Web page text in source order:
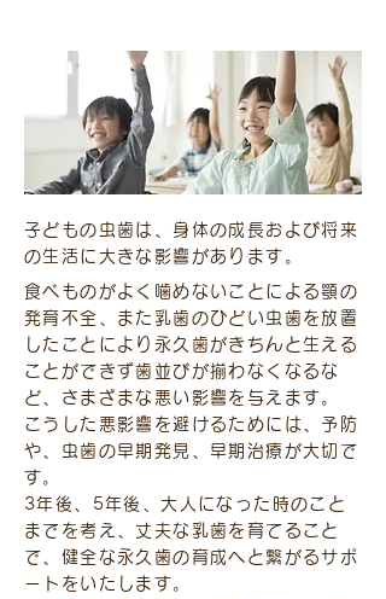
子どもの虫歯は、身体の成長および将来
の生活に大きな影響があります。
食べものがよく噛めないことによる顎の
発育不全、また乳歯のひどい虫歯を放置
したことにより永久歯がきちんと生える
ことができず歯並びが揃わなくなるな
ど、さまざまな悪い影響を与えます。
こうした悪影響を避けるためには、予防
や、虫歯の早期発見、早期治療が大切で
す。
3年後、5年後、大人になった時のこと
までを考え、丈夫な乳歯を育てること
で、健全な永久歯の育成へと繋がるサポ
ートをいたします。